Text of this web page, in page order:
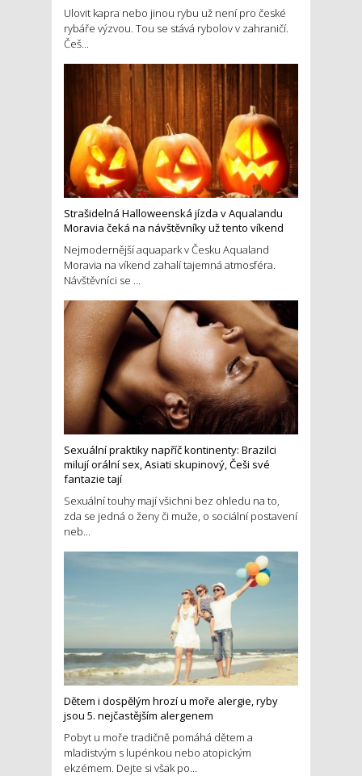
Ulovit kapra nebo jinou rybu už není pro české
rybáře výzvou. Tou se stává rybolov v zahraničí.
Češ...
Strašidelná Halloweenská jízda v Aqualandu
Moravia čeká na návštěvníky už tento víkend
Nejmodernější aquapark v Česku Aqualand
Moravia na víkend zahalí tajemná atmosféra.
Návštěvníci se ...
Sexuální praktiky napříč kontinenty: Brazilci
milují orální sex, Asiati skupinový, Češi své
fantazie tají
Sexuální touhy mají všichni bez ohledu na to,
zda se jedná o ženy či muže, o sociální postavení
neb...
Dětem i dospělým hrozí u moře alergie, ryby
jsou 5. nejčastějším alergenem
Pobyt u moře tradičně pomáhá dětem a
mladistvým s lupénkou nebo atopickým
ekzémem. Dejte si však po...